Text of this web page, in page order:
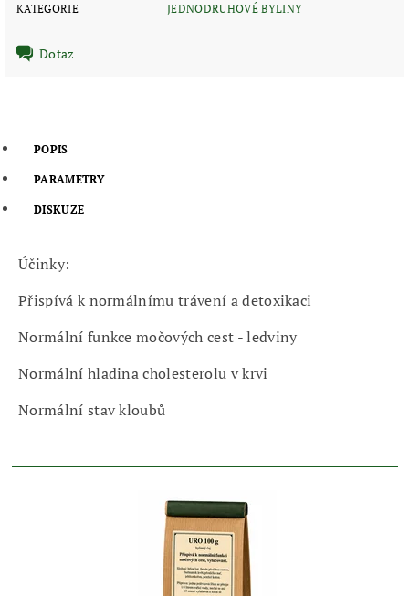
KATEGORIE
JEDNODRUHOVÉ BYLINY
Dotaz
POPIS
PARAMETRY
DISKUZE
Účinky:
Přispívá k normálnímu trávení a detoxikaci
Normální funkce močových cest - ledviny
Normální hladina cholesterolu v krvi
Normální stav kloubů